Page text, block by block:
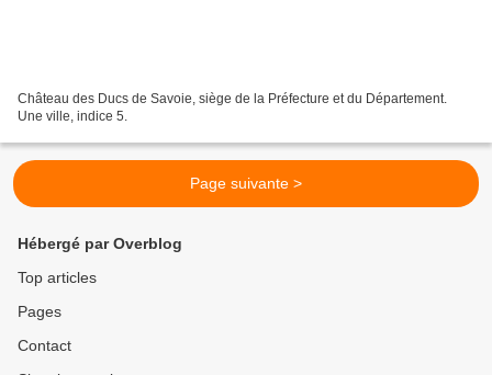
Château des Ducs de Savoie, siège de la Préfecture et du Département.
Une ville, indice 5.
Page suivante >
Hébergé par Overblog
Top articles
Pages
Contact